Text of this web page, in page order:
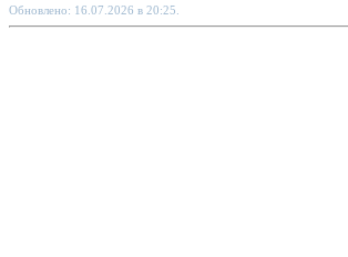
Обновлено: 16.07.2026 в 20:25.